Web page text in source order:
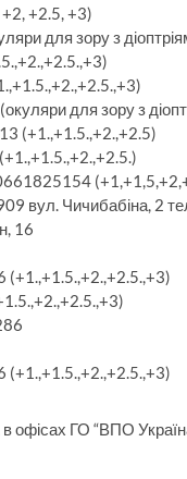
+2.5, +3)
для зору з
для зору з
(+1.,+1.5.,+2.,+2.5)
0661825154
вул. Чичибабіна, 2
16
офісах ГО “ВПО